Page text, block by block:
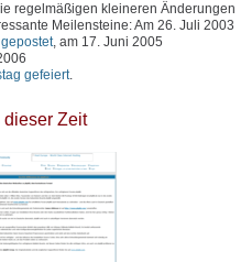
regelmäßigen kleineren Änderungen
Meilensteine: Am 26. Juli 2003
, am 17. Juni 2005
gefeiert.
dieser Zeit